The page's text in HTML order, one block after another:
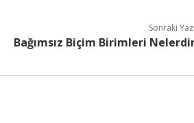
Sonraki
Bağımsız Biçim Birimleri